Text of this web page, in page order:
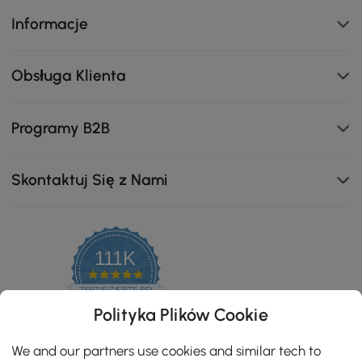
Informacje
Obsługa Klienta
Programy B2B
Skontaktuj Się z Nami
111K
4.8
star
ZERTIFIZIERTE BEWERTUNGEN
Polityka Plików Cookie
We and our partners use cookies and similar tech to